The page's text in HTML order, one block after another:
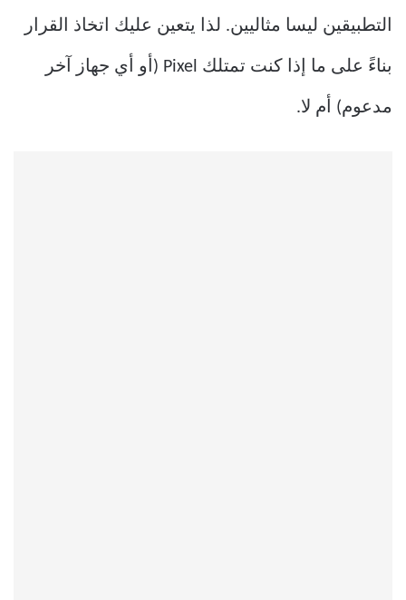
التطبيقين ليسا مثاليين. لذا يتعين عليك اتخاذ القرار
بناءً على ما إذا كنت تمتلك Pixel (أو أي جهاز آخر
مدعوم) أم لا.